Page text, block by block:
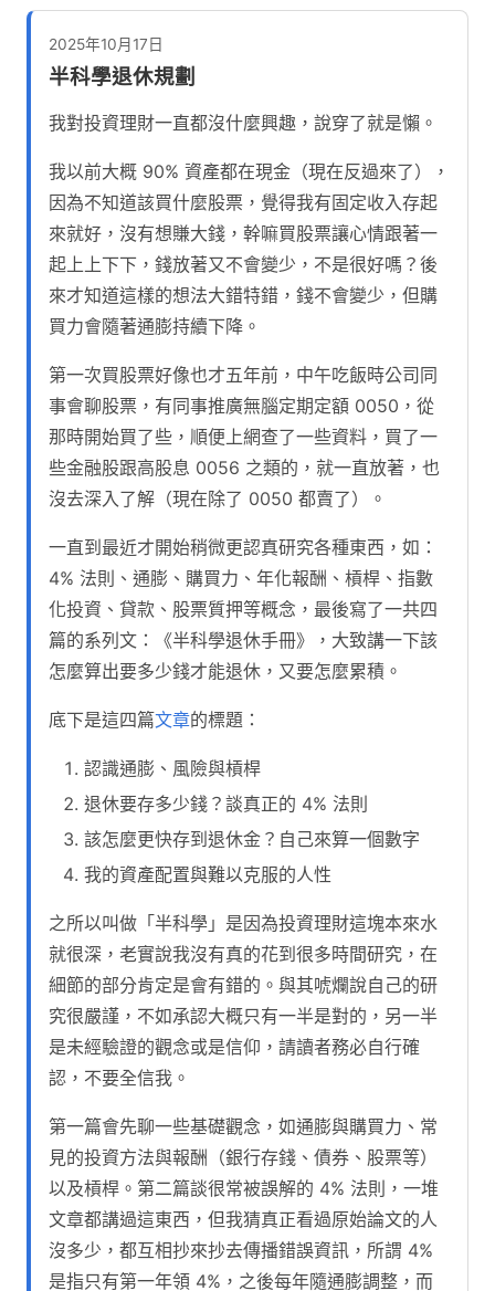
2025年10月17日
半科學退休規劃
我對投資理財一直都沒什麼興趣，說穿了就是懶。
我以前大概 90% 資產都在現金（現在反過來了），
因為不知道該買什麼股票，覺得我有固定收入存起
來就好，沒有想賺大錢，幹嘛買股票讓心情跟著一
起上上下下，錢放著又不會變少，不是很好嗎？後
來才知道這樣的想法大錯特錯，錢不會變少，但購
買力會隨著通膨持續下降。
第一次買股票好像也才五年前，中午吃飯時公司同
事會聊股票，有同事推廣無腦定期定額 0050，從
那時開始買了些，順便上網查了一些資料，買了一
些金融股跟高股息 0056 之類的，就一直放著，也
沒去深入了解（現在除了 0050 都賣了）。
一直到最近才開始稍微更認真研究各種東西，如：
4% 法則、通膨、購買力、年化報酬、槓桿、指數
化投資、貸款、股票質押等概念，最後寫了一共四
篇的系列文：《半科學退休手冊》，大致講一下該
怎麼算出要多少錢才能退休，又要怎麼累積。
底下是這四篇文章的標題：
認識通膨、風險與槓桿
退休要存多少錢？談真正的 4% 法則
該怎麼更快存到退休金？自己來算一個數字
我的資產配置與難以克服的人性
之所以叫做「半科學」是因為投資理財這塊本來水
就很深，老實說我沒有真的花到很多時間研究，在
細節的部分肯定是會有錯的。與其唬爛說自己的研
究很嚴謹，不如承認大概只有一半是對的，另一半
是未經驗證的觀念或是信仰，請讀者務必自行確
認，不要全信我。
第一篇會先聊一些基礎觀念，如通膨與購買力、常
見的投資方法與報酬（銀行存錢、債券、股票等）
以及槓桿。第二篇談很常被誤解的 4% 法則，一堆
文章都講過這東西，但我猜真正看過原始論文的人
沒多少，都互相抄來抄去傳播錯誤資訊，所謂 4%
是指只有第一年領 4%，之後每年隨通膨調整，而